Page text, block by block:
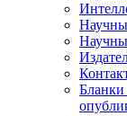
Бланки